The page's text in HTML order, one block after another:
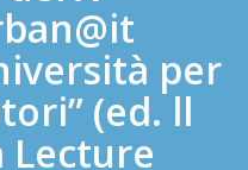
per
(ed. ll
Lecture